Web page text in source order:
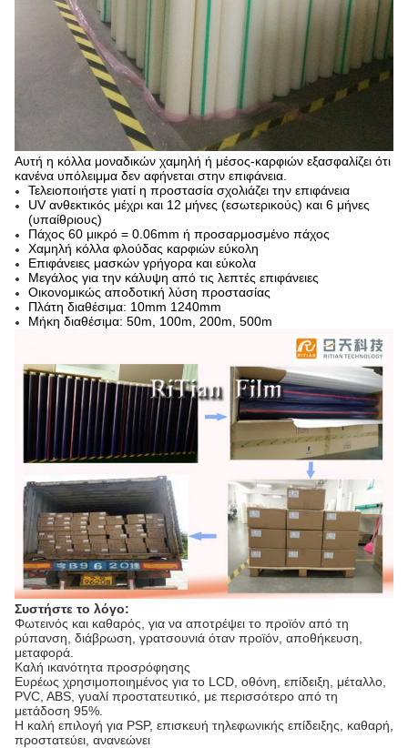
Αυτή η κόλλα μοναδικών χαμηλή ή μέσος-καρφιών εξασφαλίζει ότι
κανένα υπόλειμμα δεν αφήνεται στην επιφάνεια.
Τελειοποιήστε γιατί η προστασία σχολιάζει την επιφάνεια
UV ανθεκτικός μέχρι και 12 μήνες (εσωτερικούς) και 6 μήνες
(υπαίθριους)
Πάχος 60 μικρό = 0.06mm ή προσαρμοσμένο πάχος
Χαμηλή κόλλα φλούδας καρφιών εύκολη
Επιφάνειες μασκών γρήγορα και εύκολα
Μεγάλος για την κάλυψη από τις λεπτές επιφάνειες
Οικονομικώς αποδοτική λύση προστασίας
Πλάτη διαθέσιμα: 10mm 1240mm
Μήκη διαθέσιμα: 50m, 100m, 200m, 500m
Συστήστε το λόγο:
Φωτεινός και καθαρός, για να αποτρέψει το προϊόν από τη
ρύπανση, διάβρωση, γρατσουνιά όταν προϊόν, αποθήκευση,
μεταφορά.
Καλή ικανότητα προσρόφησης
Ευρέως χρησιμοποιημένος για το LCD, οθόνη, επίδειξη, μέταλλο,
PVC, ABS, γυαλί προστατευτικό, με περισσότερο από τη
μετάδοση 95%.
Η καλή επιλογή για PSP, επισκευή τηλεφωνικής επίδειξης, καθαρή,
προστατεύει, ανανεώνει